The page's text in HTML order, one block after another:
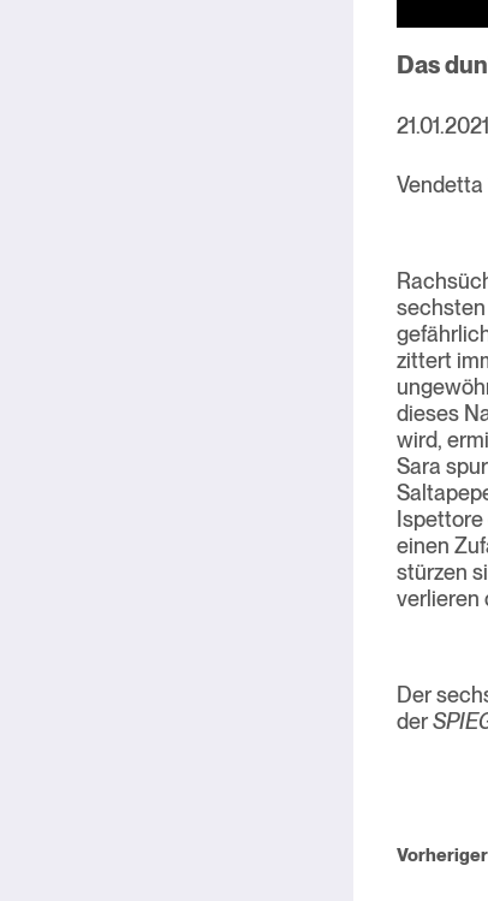
Das
21.01.2021
Vendetta
zittert
dieses
wird,
Sara
einen
stürzen
verlieren
Der
der